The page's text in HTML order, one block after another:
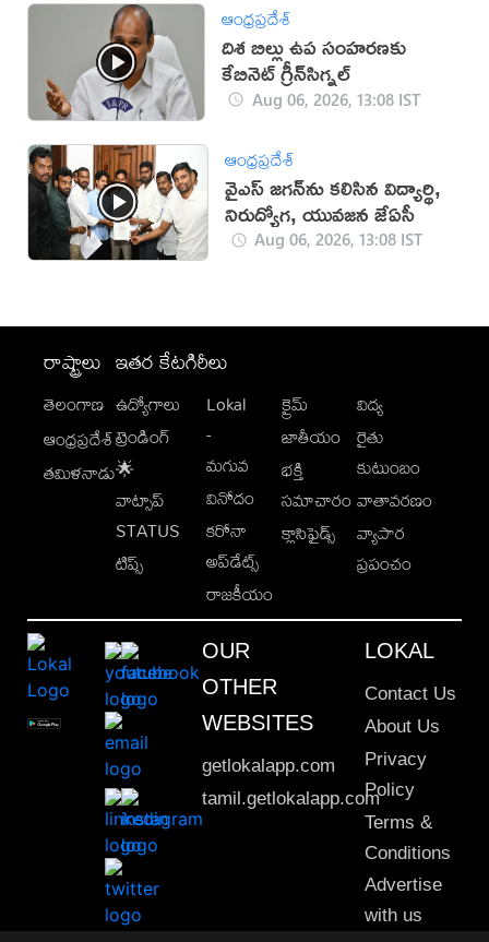
ఆంధ్రప్రదేశ్
దిశ బిల్లు ఉప సంహ‌ర‌ణ‌కు
కేబినెట్ గ్రీన్‌సిగ్న‌ల్‌
Aug 06, 2026, 13:08 IST
ఆంధ్రప్రదేశ్
వైఎస్‌ జగన్‌ను కలిసిన విద్యార్థి,
నిరుద్యోగ, యువజన జేఏసీ
Aug 06, 2026, 13:08 IST
రాష్ట్రాలు
తెలంగాణ
ఆంధ్రప్రదేశ్
తమిళనాడు
ఇతర కేటగిరీలు
ఉద్యోగాలు
ట్రెండింగ్
🌟
వాట్సాప్
STATUS
టిప్స్
Lokal
-
మగువ
వినోదం
కరోనా
అప్‌డేట్స్
రాజకీయం
క్రైమ్
జాతీయం
భక్తి
సమాచారం
క్లాసిఫైడ్స్
విద్య
రైతు
కుటుంబం
వాతావరణం
వ్యాపార
ప్రపంచం
OUR
OTHER
WEBSITES
getlokalapp.com
tamil.getlokalapp.com
LOKAL
Contact Us
About Us
Privacy
Policy
Terms &
Conditions
Advertise
with us